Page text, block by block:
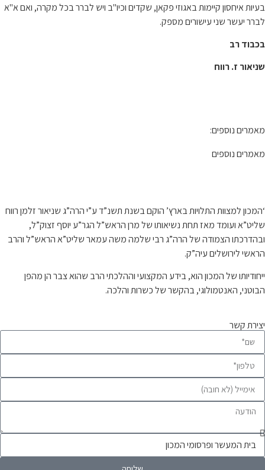
בעיות איחסון קיימות באגוזי פקאן, שקדים וכיו"ב ויש לברר בכל מקרה, ואם א"א
לברר יעשר שני עישורים מספק.
בכבוד רב
שניאור ז. רווח
מאמרים נוספים:
מאמרים נוספים
‘המכון למצוות התלויות בארץ’ הוקם בשנת תשנ”ד ע”י הרה”ג שניאור זלמן רווח
שליט”א ועומד מאז תחת נשיאותו של מרן הראש”ל הגר”ע יוסף זצוק”ל,
ובהדרכתו הצמודה של הרה”ג רבי שלמה משה עמאר שליט”א הראש”ל והרב
הראשי לירושלים עיה”ק.
ייחודיותו של המכון הוא, בידע המקצועי וההלכתי הרב שהוא צבר הן מהפן
הבוטני, האנטמולוגי, בהקשר של כשרות והלכה.
יצירת קשר